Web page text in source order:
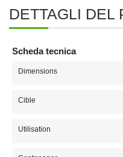
DETTAGLI DEL
Scheda tecnica
Dimensions
Cible
Utilisation